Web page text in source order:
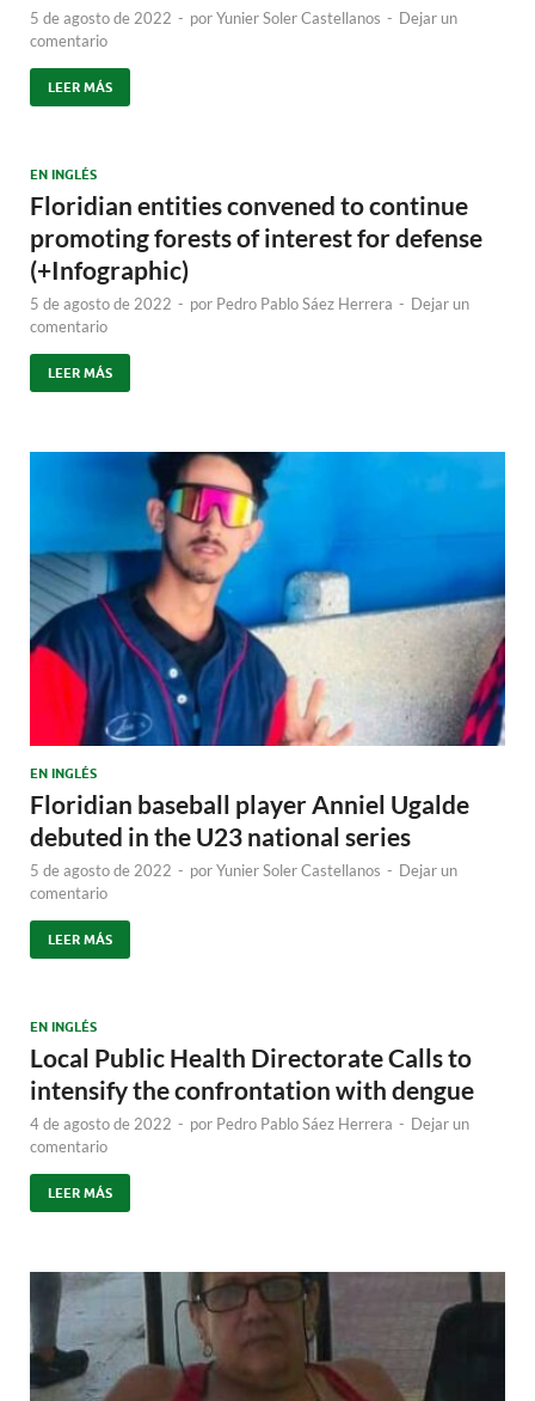
5 de agosto de 2022 - porYunier Soler Castellanos - Dejar un
comentario
LEER MÁS
EN INGLÉS
Floridian entities convened to continue
promoting forests of interest for defense
(+Infographic)
5 de agosto de 2022 - por Pedro Pablo Sáez Herrera - Dejar un
comentario
LEER MÁS
EN INGLÉS
Floridian baseball player Anniel Ugalde
debuted in the U23 national series
5 de agosto de 2022 - porYunier Soler Castellanos - Dejar un
comentario
LEER MÁS
EN INGLÉS
Local Public Health Directorate Calls to
intensify the confrontation with dengue
4 de agosto de 2022 - por Pedro Pablo Sáez Herrera - Dejar un
comentario
LEER MÁS